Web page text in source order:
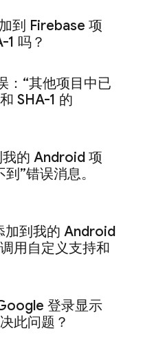
到 Firebase 项
1 吗？
：“其他项目中已
SHA-1 的
的 Android 项
”错误消息。
加到我的 Android
用自定义支持和
登录显示
此问题？